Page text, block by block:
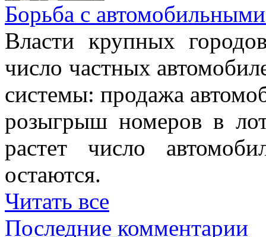
Борьба с
Власти крупных
число частных
системы: продажа
розыгрыш номеров в
растет число
остаются.
Читать все
Последние комментарии